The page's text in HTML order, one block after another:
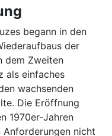
begann in den
der
dem Zweiten
als einfaches
wachsenden
Die Eröffnung
1970er-Jahren
nicht